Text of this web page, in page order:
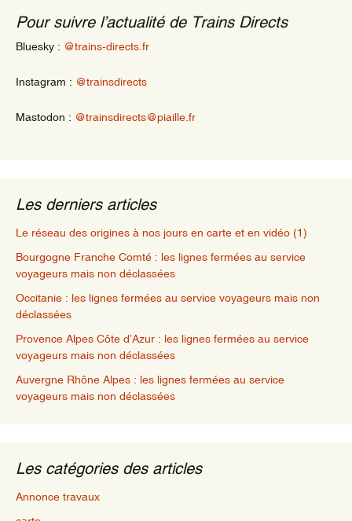
Pour suivre l’actualité de Trains Directs
Bluesky : @trains-directs.fr
Instagram : @trainsdirects
Mastodon : @trainsdirects@piaille.fr
Les derniers articles
Le réseau des origines à nos jours en carte et en vidéo (1)
Bourgogne Franche Comté : les lignes fermées au service
voyageurs mais non déclassées
Occitanie : les lignes fermées au service voyageurs mais non
déclassées
Provence Alpes Côte d’Azur : les lignes fermées au service
voyageurs mais non déclassées
Auvergne Rhône Alpes : les lignes fermées au service
voyageurs mais non déclassées
Les catégories des articles
Annonce travaux